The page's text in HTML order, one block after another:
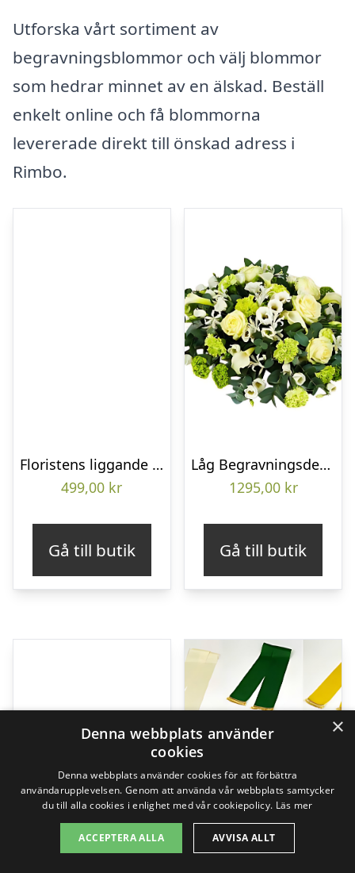
Utforska vårt sortiment av
begravningsblommor och välj blommor
som hedrar minnet av en älskad. Beställ
enkelt online och få blommorna
levererade direkt till önskad adress i
Rimbo.
Floristens liggande bukett
499,00 kr
Gå till butik
Låg Begravningsdekoration
1295,00 kr
Gå till butik
×
Denna webbplats använder
cookies
Denna webbplats använder cookies för att förbättra
användarupplevelsen. Genom att använda vår webbplats samtycker
du till alla cookies i enlighet med vår cookiepolicy. Läs mer
ACCEPTERA ALLA AVVISA ALLT